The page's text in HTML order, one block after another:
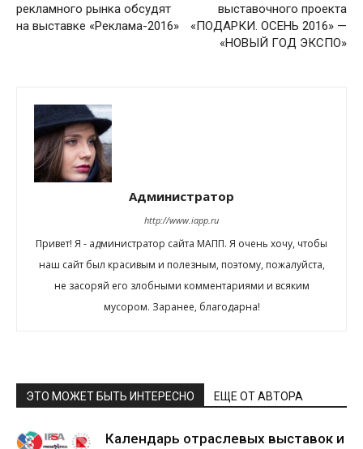
рекламного рынка обсудят
на выставке «Реклама-2016»
выставочного проекта
«ПОДАРКИ. ОСЕНЬ 2016» —
«НОВЫЙ ГОД ЭКСПО»
Администратор
http://www.iapp.ru
Привет! Я - администратор сайта МАПП. Я очень хочу, чтобы
наш сайт был красивым и полезным, поэтому, пожалуйста,
не засоряй его злобными комментариями и всяким
мусором. Заранее, благодарна!
ЭТО МОЖЕТ БЫТЬ ИНТЕРЕСНО ЕЩЕ ОТ АВТОРА
Календарь отраслевых выставок и